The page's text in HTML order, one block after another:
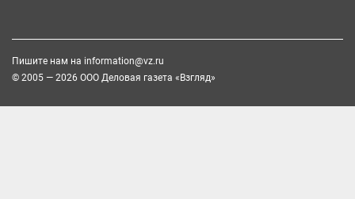
Пишите нам на information@vz.ru
© 2005 — 2026 ООО Деловая газета «Взгляд»